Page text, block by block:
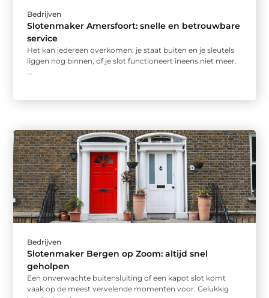
Bedrijven
Slotenmaker Amersfoort: snelle en betrouwbare
service
Het kan iedereen overkomen: je staat buiten en je sleutels
liggen nog binnen, of je slot functioneert ineens niet meer.
...
Bedrijven
Slotenmaker Bergen op Zoom: altijd snel
geholpen
Een onverwachte buitensluiting of een kapot slot komt
vaak op de meest vervelende momenten voor. Gelukkig